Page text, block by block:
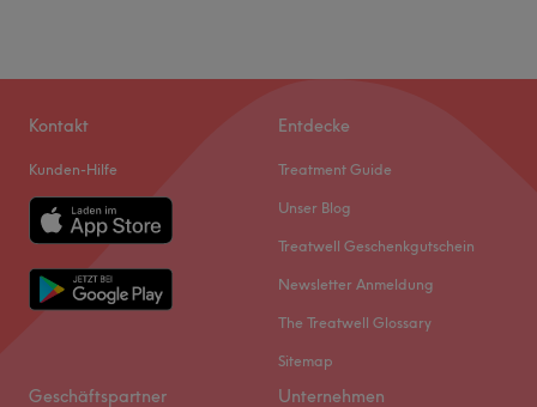
Kontakt
Kunden-Hilfe
Entdecke
Treatment Guide
Unser Blog
Treatwell Geschenkgutschein
Newsletter Anmeldung
The Treatwell Glossary
Sitemap
Geschäftspartner Unternehmen